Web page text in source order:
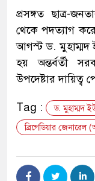
প্রসঙ্গত ছাত্র-
থেকে পদত্যাগ
আগস্ট ড. মুহাম্মদ
হয় অন্তর্বর্তী
উপদেষ্টার
Tag : ড. মুহাম্মদ
ব্রিগেডিয়ার